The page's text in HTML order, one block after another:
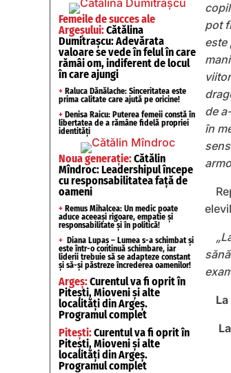
Femeile de succes ale
Argeșului:Cătălina
Dumitrașcu: Adevărata
valoare se vede în felul în care
rămâi om, indiferent de locul
în care ajungi
+ Raluca Dănălache: Sinceritatea este
prima calitate care ajută pe oricine!
+ Denisa Raicu: Puterea femeii constă în
libertatea de a rămâne fidelă propriei
identități
Noua generație:Cătălin
Mîndroc: Leadershipul începe
cu responsabilitatea față de
oameni
+ Remus Mihalcea: Un medic poate
aduce aceeași rigoare, empatie și
responsabilitate și în politică!
+ Diana Lupaș – Lumea s-a schimbat și
este într-o continuă schimbare, iar
liderii trebuie să se adapteze constant
și să-și păstreze încrederea oamenilor!
Argeș:Curentul va fi oprit în
Pitești, Mioveni și alte
localități din Argeș.
Programul complet
Pitești:Curentul va fi oprit în
Pitești, Mioveni și alte
localități din Argeș.
Programul complet
pot
este
de
în